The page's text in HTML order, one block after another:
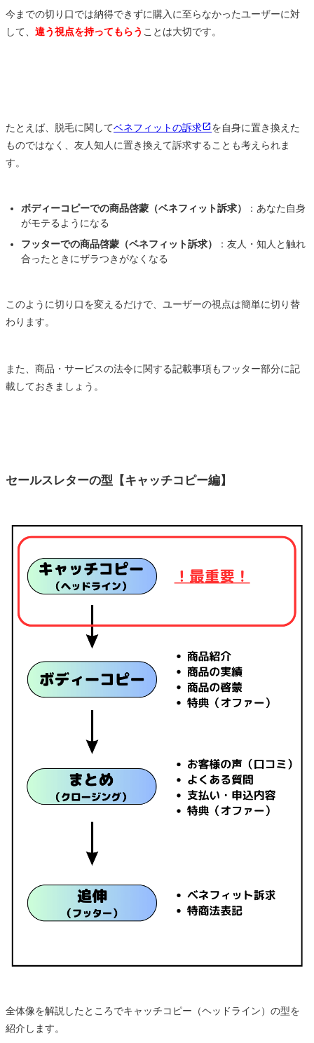
今までの切り口では納得できずに購入に至らなかったユーザーに対
して、 違う視点を持ってもらう ことは大切です。
たとえば、脱毛に関してベネフィットの訴求
を自身に置き換えた
ものではなく、友人知人に置き換えて訴求することも考えられま
す。
ボディーコピーでの商品啓蒙（ベネフィット訴求）
：あなた自身
がモテるようになる
フッターでの商品啓蒙（ベネフィット訴求）
：友人・知人と触れ
合ったときにザラつきがなくなる
このように切り口を変えるだけで、ユーザーの視点は簡単に切り替
わります。
また、商品・サービスの法令に関する記載事項もフッター部分に記
載しておきましょう。
セールスレターの型【キャッチコピー編】
全体像を解説したところでキャッチコピー（ヘッドライン）の型を
紹介します。